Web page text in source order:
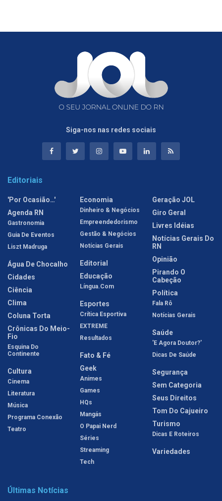
Siga-nos nas redes sociais
Editoriais
'Por Ocasião…'
Agenda RN
Gastronomia
Guia De Eventos
Liszt Madruga
Água De Chocalho
Cidades
Ciência
Clima
Coluna Torta
Crônicas Do Meio-
Fio
Esquina Do
Continente
Cultura
Cinema
Literatura
Música
Programa Conexão
Teatro
Economia
Dinheiro & Negócios
Empreendedorismo
Gestão & Negócios
Notícias Gerais
Editorial
Educação
Língua.com
Esportes
Crítica Esportiva
EXTREME
Resultados
Fato & Fé
Geek
Animes
Games
HQs
Mangás
O Papai Nerd
Séries
Streaming
Tech
Geração JOL
Giro Geral
Livres Idéias
Notícias Gerais Do
RN
Opinião
Pirando O
Cabeção
Política
Fala Rô
Notícias Gerais
Saúde
'E Agora Doutor?'
Dicas De Saúde
Segurança
Sem Categoria
Seus Direitos
Tom Do Cajueiro
Turismo
Dicas E Roteiros
Variedades
Últimas Notícias